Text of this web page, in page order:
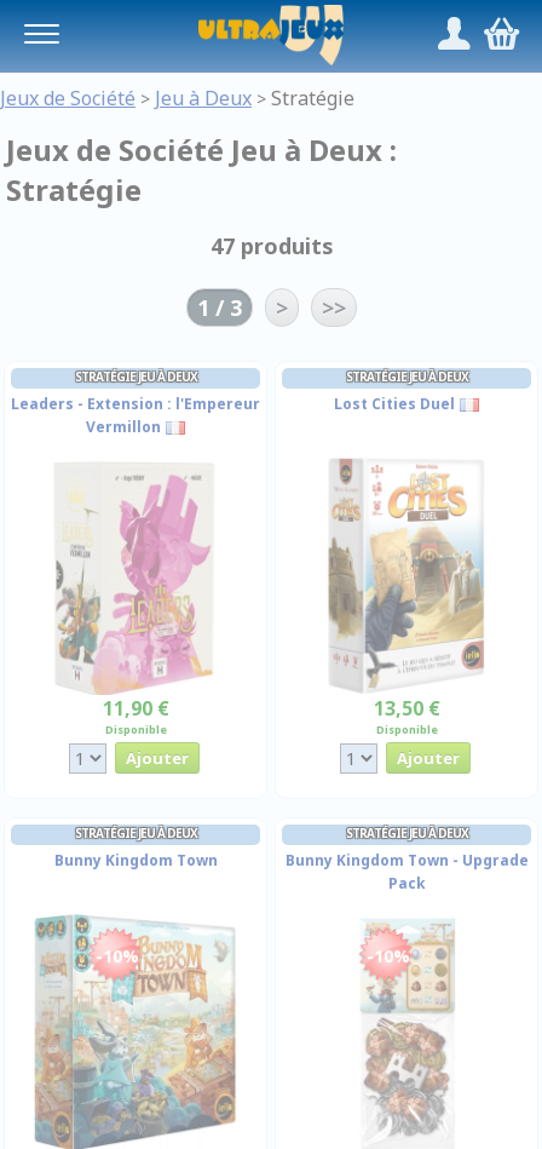
/,
Jeux de Société > Jeu à Deux > Stratégie
Jeux de Société Jeu à Deux :
Stratégie
47 produits
1 / 3 > >>
STRATÉGIE JEU À DEUX
Leaders - Extension : l'Empereur
Vermillon
11,90 €
Disponible
STRATÉGIE JEU À DEUX
Lost Cities Duel
13,50 €
Disponible
STRATÉGIE JEU À DEUX
Bunny Kingdom Town
-10%
STRATÉGIE JEU À DEUX
Bunny Kingdom Town - Upgrade
Pack
-10%